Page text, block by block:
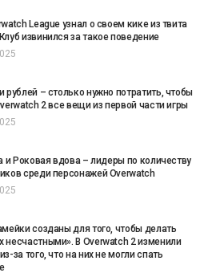
League узнал о своем кике из твита
извинился за такое поведение
рублей – столько нужно потратить, чтобы
2 все вещи из первой части игры
и Роковая вдова – лидеры по количеству
среди персонажей Overwatch
созданы для того, чтобы делать
несчастными». В Overwatch 2 изменили
за того, что на них не могли спать